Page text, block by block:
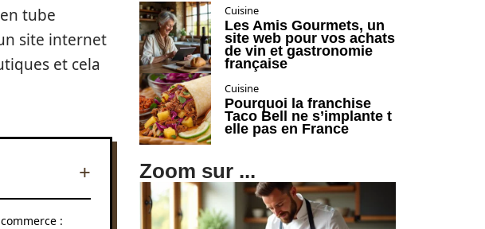
tube
site internet
et cela
:
Cuisine
Les Amis Gourmets, un
site web pour vos achats
de vin et gastronomie
française
Cuisine
Pourquoi la franchise
Taco Bell ne s’implante t
elle pas en France
Zoom sur ...